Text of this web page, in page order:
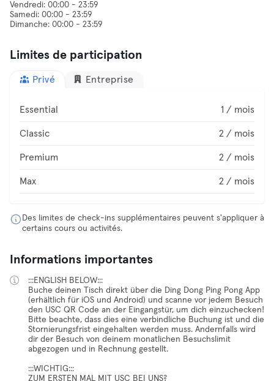
Vendredi: 00:00 - 23:59
Samedi: 00:00 - 23:59
Limites de participation
Privé Entreprise
Essential 1 / mois
Classic 2 / mois
Premium 2 / mois
Max 2 / mois
Des limites de check-ins supplémentaires peuvent s'appliquer à
certains cours ou activités.
Informations importantes
:::ENGLISH BELOW:::
Buche deinen Tisch direkt über die Ding Dong Ping Pong App
(erhältlich für iOS und Android) und scanne vor jedem Besuch
den USC QR Code an der Eingangstür, um dich einzuchecken!
Bitte beachte, dass dies eine verbindliche Buchung ist und die
Stornierungsfrist eingehalten werden muss. Andernfalls wird
dir der Besuch von deinem monatlichen Besuchslimit
abgezogen und in Rechnung gestellt.
:::WICHTIG:::
ZUM ERSTEN MAL MIT USC BEI UNS?